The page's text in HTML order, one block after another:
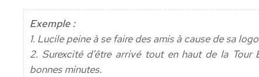
Exemple :
1. Lucile peine à se faire des amis à cause de sa
2. Surexcité d’être arrivé tout en haut de la
bonnes minutes.